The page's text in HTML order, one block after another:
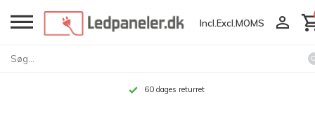
Incl. Excl. MOMS
60 dages returret